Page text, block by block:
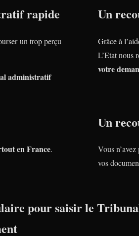
rapide
un trop perçu
administratif
Un
Grâce à
L’Etat nous
votre
en France.
Un
Vous
vos
pour saisir le